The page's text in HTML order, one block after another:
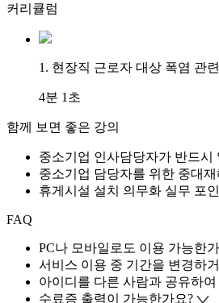
커리큘럼
1. 현장직 근로자 대상 폭염 관
4분 1초
함께 보면 좋은 강의
중소기업 인사담당자가 반드시
중소기업 담당자를 위한 중대재
휴게시설 설치 의무화 실무 포
FAQ
PC나 모바일로도 이용 가능한
서비스 이용 중 기간을 변경하
아이디를 다른 사람과 공유하
수료증 출력이 가능한가요?